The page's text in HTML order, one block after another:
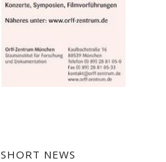
SHORT NEWS